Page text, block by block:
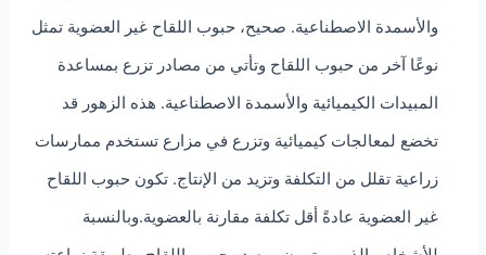
والأسمدة الاصطناعية. صحيح، حبوب اللقاح غير العضوية تمثل
نوعًا آخر من حبوب اللقاح وتأتي من مصادر تزرع بمساعدة
المبيدات الكيميائية والأسمدة الاصطناعية. هذه الزهور قد
تخضع لمعالجات كيميائية وتزرع في مزارع تستخدم ممارسات
زراعية تقلل من التكلفة وتزيد من الإنتاج. تكون حبوب اللقاح
غير العضوية عادةً أقل تكلفة مقارنة بالعضوية.وبالنسبة